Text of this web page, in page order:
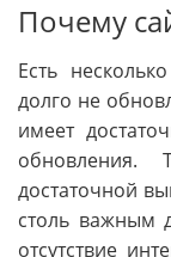
Почему
Есть
долго не
имеет
обновления.
достаточной
столь важным
отсутствие